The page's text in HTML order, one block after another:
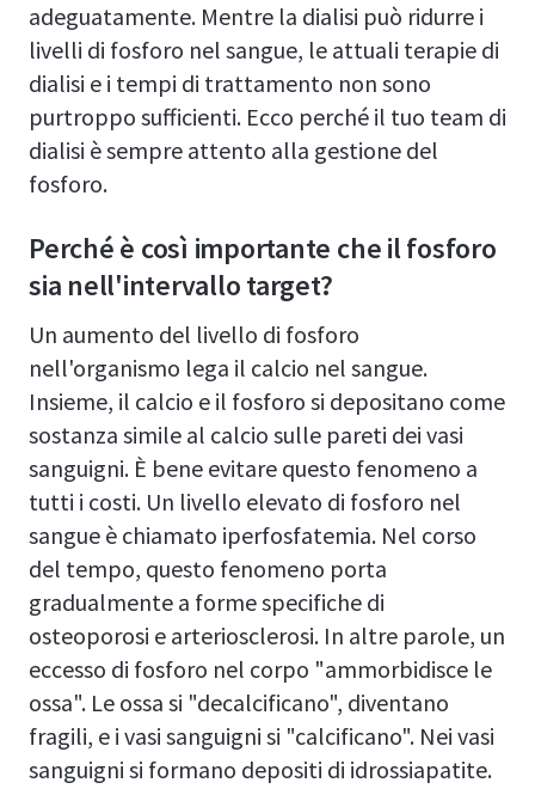
adeguatamente. Mentre la dialisi può ridurre i
livelli di fosforo nel sangue, le attuali terapie di
dialisi e i tempi di trattamento non sono
purtroppo sufficienti. Ecco perché il tuo team di
dialisi è sempre attento alla gestione del
fosforo.
Perché è così importante che il fosforo
sia nell'intervallo target?
Un aumento del livello di fosforo
nell'organismo lega il calcio nel sangue.
Insieme, il calcio e il fosforo si depositano come
sostanza simile al calcio sulle pareti dei vasi
sanguigni. È bene evitare questo fenomeno a
tutti i costi. Un livello elevato di fosforo nel
sangue è chiamato iperfosfatemia. Nel corso
del tempo, questo fenomeno porta
gradualmente a forme specifiche di
osteoporosi e arteriosclerosi. In altre parole, un
eccesso di fosforo nel corpo "ammorbidisce le
ossa". Le ossa si "decalcificano", diventano
fragili, e i vasi sanguigni si "calcificano". Nei vasi
sanguigni si formano depositi di idrossiapatite.